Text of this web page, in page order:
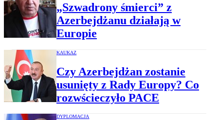
„Szwadrony śmierci” z
Azerbejdżanu działają w
Europie
KAUKAZ
Czy Azerbejdżan zostanie
usunięty z Rady Europy? Co
rozwścieczyło PACE
DYPLOMACJA